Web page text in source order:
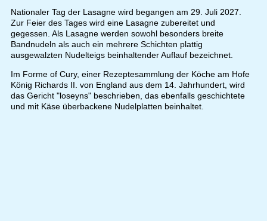
Nationaler Tag der Lasagne wird begangen am 29. Juli 2027.
Zur Feier des Tages wird eine Lasagne zubereitet und
gegessen. Als Lasagne werden sowohl besonders breite
Bandnudeln als auch ein mehrere Schichten plattig
ausgewalzten Nudelteigs beinhaltender Auflauf bezeichnet.
Im Forme of Cury, einer Rezeptesammlung der Köche am Hofe
König Richards II. von England aus dem 14. Jahrhundert, wird
das Gericht "loseyns" beschrieben, das ebenfalls geschichtete
und mit Käse überbackene Nudelplatten beinhaltet.